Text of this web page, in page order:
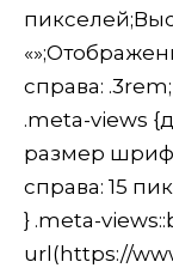
справа: .3rem;
.meta-views
размер
справа: 15
} .meta-
url(https://